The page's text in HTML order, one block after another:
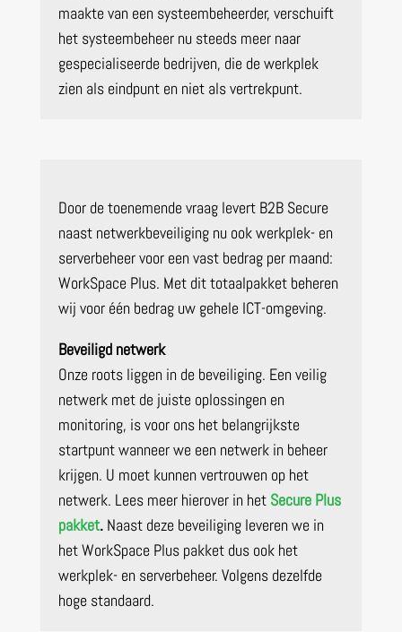
maakte van een systeembeheerder, verschuift
het systeembeheer nu steeds meer naar
gespecialiseerde bedrijven, die de werkplek
zien als eindpunt en niet als vertrekpunt.
Door de toenemende vraag levert B2B Secure
naast netwerkbeveiliging nu ook werkplek- en
serverbeheer voor een vast bedrag per maand:
WorkSpace Plus. Met dit totaalpakket beheren
wij voor één bedrag uw gehele ICT-omgeving.
Beveiligd netwerk
Onze roots liggen in de beveiliging. Een veilig
netwerk met de juiste oplossingen en
monitoring, is voor ons het belangrijkste
startpunt wanneer we een netwerk in beheer
krijgen. U moet kunnen vertrouwen op het
netwerk. Lees meer hierover in het Secure Plus
pakket.Naast deze beveiliging leveren we in
het WorkSpace Plus pakket dus ook het
werkplek- en serverbeheer. Volgens dezelfde
hoge standaard.